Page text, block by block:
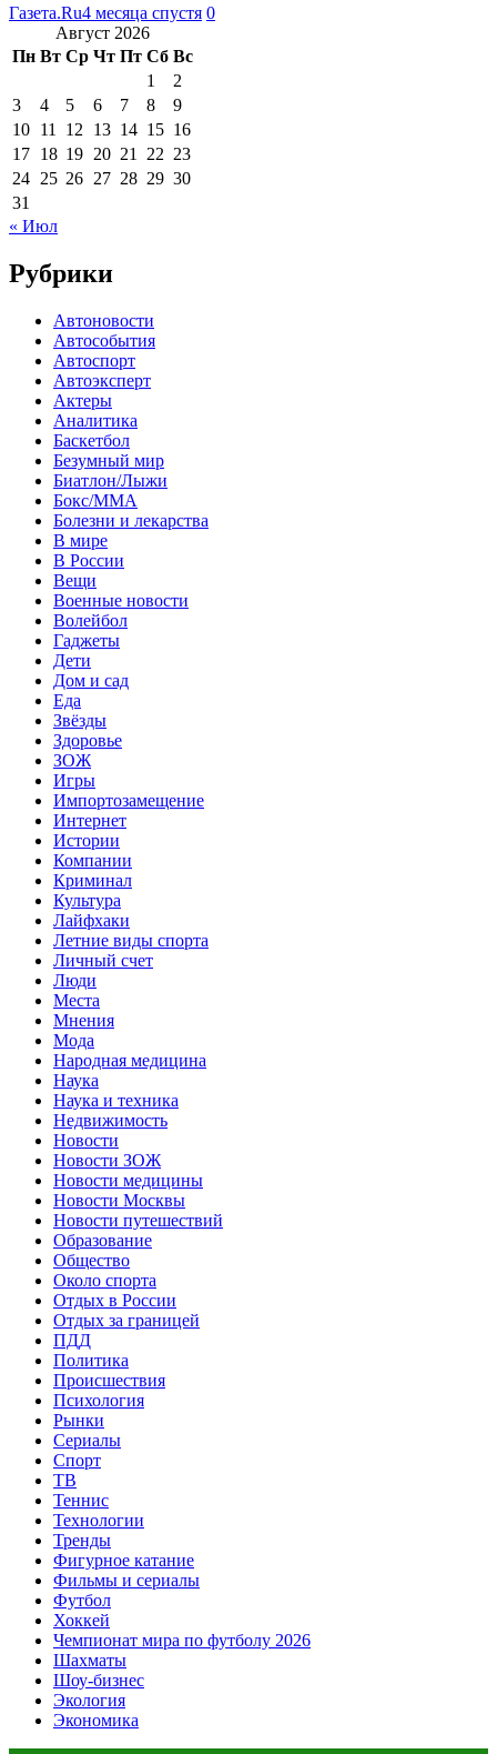
Газета.Ru4 месяца спустя 0
Август 2026
Пн Вт Ср Чт Пт Сб Вс
1
2
3
4 5 6 7 8
9
10 11 12 13 14 15 16
17 18 19 20 21 22 23
24 25 26 27 28 29 30
31
« Июл
Рубрики
Автоновости
Автособытия
Автоспорт
Автоэксперт
Актеры
Аналитика
Баскетбол
Безумный мир
Биатлон/Лыжи
Бокс/MMA
Болезни и лекарства
В мире
В России
Вещи
Военные новости
Волейбол
Гаджеты
Дети
Дом и сад
Еда
Звёзды
Здоровье
ЗОЖ
Игры
Импортозамещение
Интернет
Истории
Компании
Криминал
Культура
Лайфхаки
Летние виды спорта
Личный счет
Люди
Места
Мнения
Мода
Народная медицина
Наука
Наука и техника
Недвижимость
Новости
Новости ЗОЖ
Новости медицины
Новости Москвы
Новости путешествий
Образование
Общество
Около спорта
Отдых в России
Отдых за границей
ПДД
Политика
Происшествия
Психология
Рынки
Сериалы
Спорт
ТВ
Теннис
Технологии
Тренды
Фигурное катание
Фильмы и сериалы
Футбол
Хоккей
Чемпионат мира по футболу 2026
Шахматы
Шоу-бизнес
Экология
Экономика